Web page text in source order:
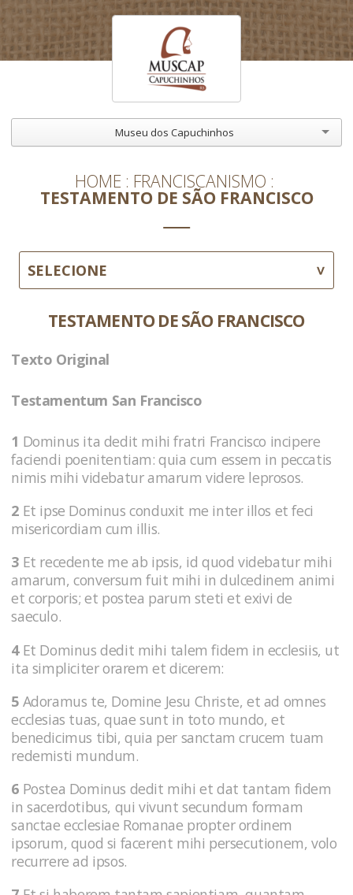
Museu dos Capuchinhos
HOME FRANCISCANISMO
TESTAMENTO DE SÃO FRANCISCO
SELECIONE
TESTAMENTO DE SÃO FRANCISCO
Texto Original
Testamentum San Francisco
1 Dominus ita dedit mihi fratri Francisco incipere
faciendi poenitentiam: quia cum essem in peccatis
nimis mihi videbatur amarum videre leprosos.
2 Et ipse Dominus conduxit me inter illos et feci
misericordiam cum illis.
3 Et recedente me ab ipsis, id quod videbatur mihi
amarum, conversum fuit mihi in dulcedinem animi
et corporis; et postea parum steti et exivi de
saeculo.
4Et Dominus dedit mihi talem fidem in ecclesiis, ut
ita simpliciter orarem et dicerem:
5 Adoramus te, Domine Jesu Christe, et ad omnes
ecclesias tuas, quae sunt in toto mundo, et
benedicimus tibi, quia per sanctam crucem tuam
redemisti mundum.
6 Postea Dominus dedit mihi et dat tantam fidem
in sacerdotibus, qui vivunt secundum formam
sanctae ecclesiae Romanae propter ordinem
ipsorum, quod si facerent mihi persecutionem, volo
recurrere ad ipsos.